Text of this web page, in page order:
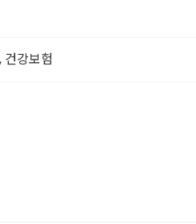
건강보험